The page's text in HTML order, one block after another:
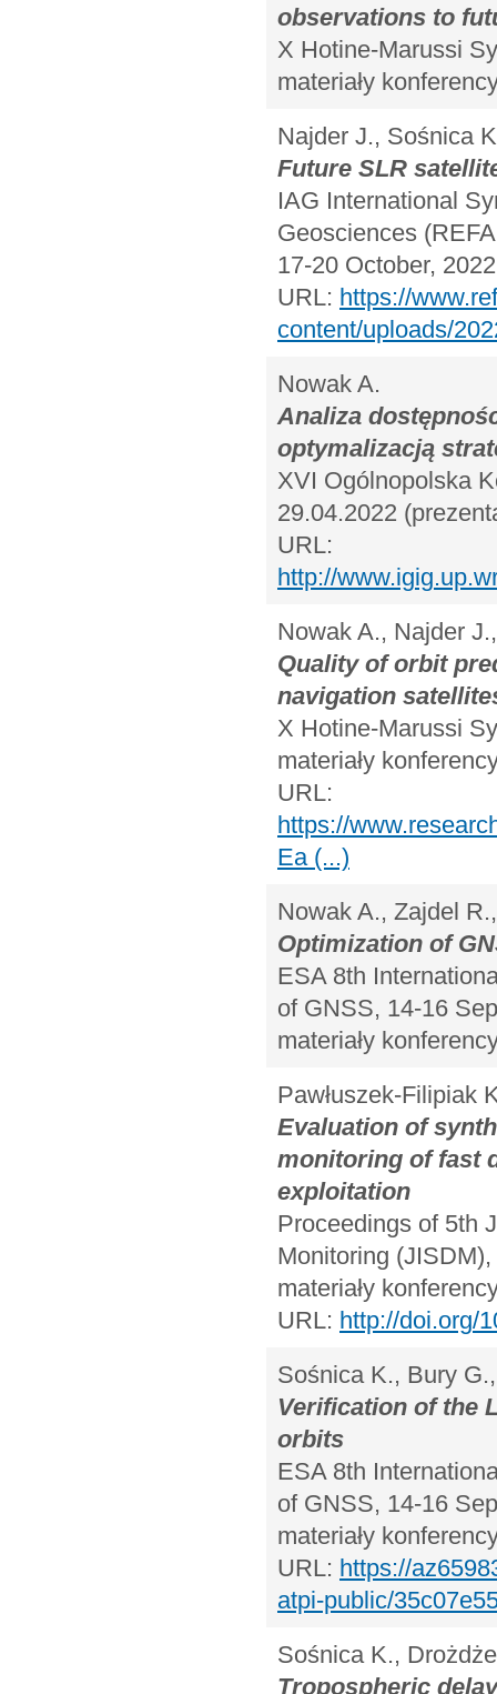
observations to
X Hotine-Marussi
materiały
Najder J., Sośnica
Future SLR
IAG International
Geosciences
17-20 October,
URL: https://
content/uploads/
Nowak A.
Analiza
optymalizacją
XVI Ogólnopolska
29.04.2022
URL:
http://
Nowak A., Najder
Quality of orbit
navigation
X Hotine-Marussi
materiały
URL:
https://
Ea (...)
Nowak A., Zajdel
Optimization of
ESA 8th
of GNSS, 14-16
materiały
Pawłuszek-Filipiak
Evaluation of
monitoring of fast
exploitation
Proceedings of 5th
Monitoring
materiały
URL: http://doi.org/
Sośnica K., Bury
Verification of the
orbits
ESA 8th
of GNSS, 14-16
materiały
URL: https://
atpi-public/
Sośnica K.,
Tropospheric